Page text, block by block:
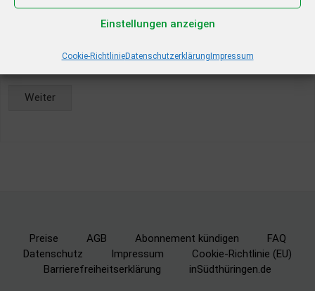
Einstellungen anzeigen
Cookie-RichtlinieDatenschutzerklärungImpressum
* = Pflichtfeld
Weiter
Preise AGB Abonnement kündigen
FAQ
Datenschutz
Impressum
Cookie-Richtlinie (EU)
Barrierefreiheitserklärung
inSüdthüringen.de